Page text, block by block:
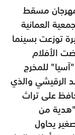
مسقط
تنظمه الجمعية العمانية
توزعت بسينما
الأفلام
"آسيا" للمخرج
الرقيشي والذي
على تراث
من
يحاول